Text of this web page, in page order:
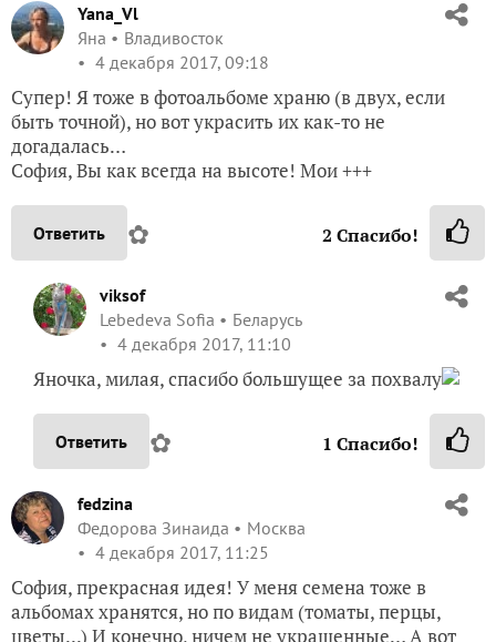
Yana_Vl
Яна
Владивосток
4 декабря 2017, 09:18
Супер! Я тоже в фотоальбоме храню (в двух, если
быть точной), но вот украсить их как-то не
догадалась…
София, Вы как всегда на высоте! Мои +++
Ответить ✿ 2 Спасибо!
viksof
Lebedeva Sofia
Беларусь
4 декабря 2017, 11:10
Яночка, милая, спасибо большущее за похвалу
Ответить ✿ 1 Спасибо!
fedzina
Федорова Зинаида
Москва
4 декабря 2017, 11:25
София, прекрасная идея! У меня семена тоже в
альбомах хранятся, но по видам (томаты, перцы,
цветы...) И конечно, ничем не украшенные… А вот